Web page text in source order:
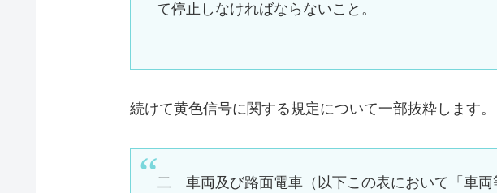
て停止しなければならないこと。
続けて黄色信号に関する規定について一部抜粋します。
二 車両及び路面電車（以下この表において「車